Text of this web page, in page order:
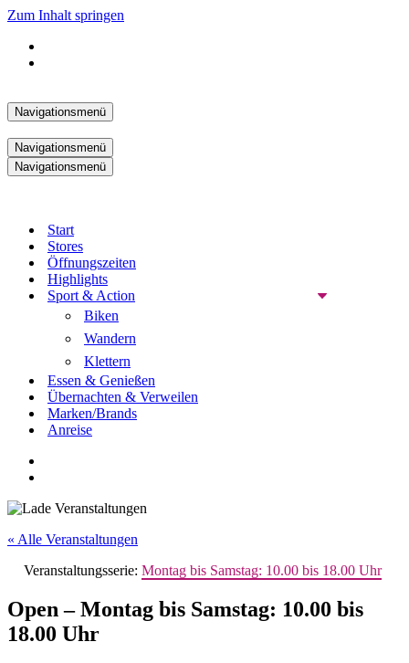
Zum Inhalt springen
Navigationsmenü
Navigationsmenü
Navigationsmenü
Start
Stores
Öffnungszeiten
Highlights
Sport & Action
Biken
Wandern
Klettern
Essen & Genießen
Übernachten & Verweilen
Marken/Brands
Anreise
« Alle Veranstaltungen
Veranstaltungsserie: Montag bis Samstag: 10.00 bis 18.00 Uhr
Open – Montag bis Samstag: 10.00 bis
18.00 Uhr